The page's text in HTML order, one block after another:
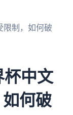
限制，如何破
杯中文
何破